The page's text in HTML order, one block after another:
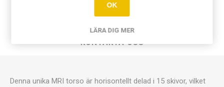
DOKUMENT
KONTAKTA OSS
Denna unika MRI torso är horisontellt delad i 15 skivor, vilket
OK
LÄRA DIG MER